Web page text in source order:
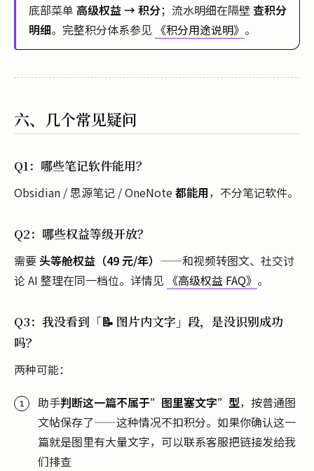
底部菜单 高级权益 → 积分；流水明细在隔壁查积分
明细。完整积分体系参见 《积分用途说明》 。
六、几个常见疑问
Q1：哪些笔记软件能用？
Obsidian / 思源笔记 / OneNote都能用，不分笔记软件。
Q2：哪些权益等级开放？
需要头等舱权益（49 元/年） ——和视频转图文、社交讨
论 AI 整理在同一档位。详情见 《高级权益 FAQ》 。
Q3：我没看到「📝 图片内文字」段，是没识别成功
吗？
两种可能：
助手判断这一篇不属于”图里塞文字”型，按普通图
文帖保存了——这种情况不扣积分。如果你确认这一
篇就是图里有大量文字，可以联系客服把链接发给我
们排查